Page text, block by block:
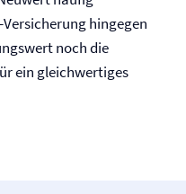
Versicherung hingegen
noch die
ein gleichwertiges